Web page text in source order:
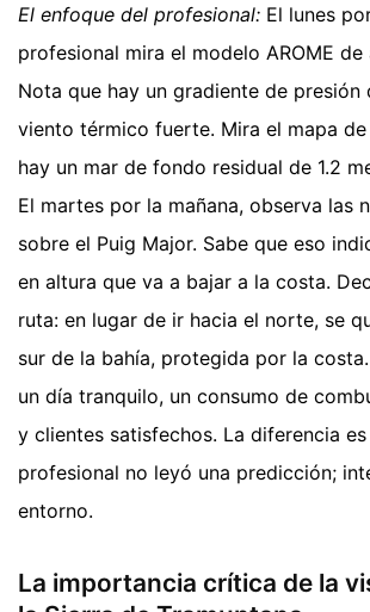
El enfoque del profesional: El lunes
profesional mira el modelo AROME
Nota que hay un gradiente de presión
viento térmico fuerte. Mira el mapa
hay un mar de fondo residual de 1.2
El martes por la mañana, observa las
sobre el Puig Major. Sabe que eso
en altura que va a bajar a la costa.
ruta: en lugar de ir hacia el norte, se
sur de la bahía, protegida por la
un día tranquilo, un consumo de
y clientes satisfechos. La diferencia
profesional no leyó una predicción;
entorno.
La importancia crítica de la